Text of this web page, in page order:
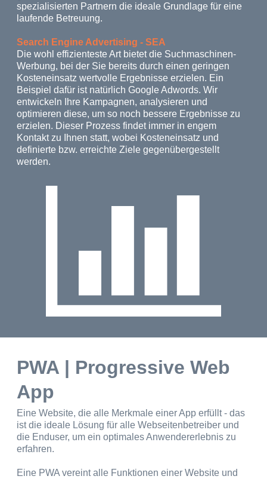
spezialisierten Partnern die ideale Grundlage für eine
laufende Betreuung.
Search Engine Advertising - SEA
Die wohl effizienteste Art bietet die Suchmaschinen-
Werbung, bei der Sie bereits durch einen geringen
Kosteneinsatz wertvolle Ergebnisse erzielen. Ein
Beispiel dafür ist natürlich Google Adwords. Wir
entwickeln Ihre Kampagnen, analysieren und
optimieren diese, um so noch bessere Ergebnisse zu
erzielen. Dieser Prozess findet immer in engem
Kontakt zu Ihnen statt, wobei Kosteneinsatz und
definierte bzw. erreichte Ziele gegenübergestellt
werden.
PWA | Progressive Web
App
Eine Website, die alle Merkmale einer App erfüllt - das
ist die ideale Lösung für alle Webseitenbetreiber und
die Enduser, um ein optimales Anwendererlebnis zu
erfahren.
Eine PWA vereint alle Funktionen einer Website und